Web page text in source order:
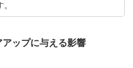
ップに与える影響